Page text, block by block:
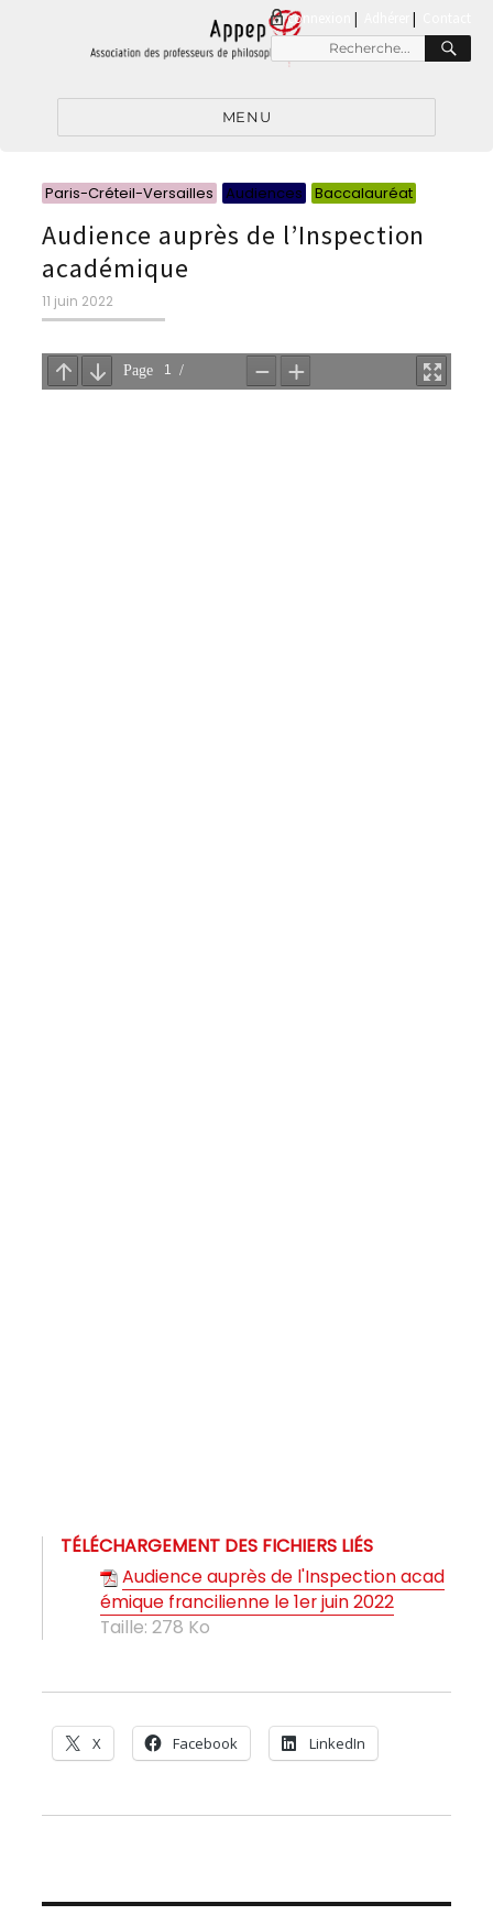
connexion |
Recherche
pour
MENU
Paris-Créteil-Versailles Audiences Baccalauréat
Audience auprès de l’Inspection
académique
Publié
le
11 juin 2022
TÉLÉCHARGEMENT DES FICHIERS LIÉS
Audience auprès de l'Inspection acad
émique francilienne le 1er juin 2022
Taille: 278 Ko
X Facebook LinkedIn